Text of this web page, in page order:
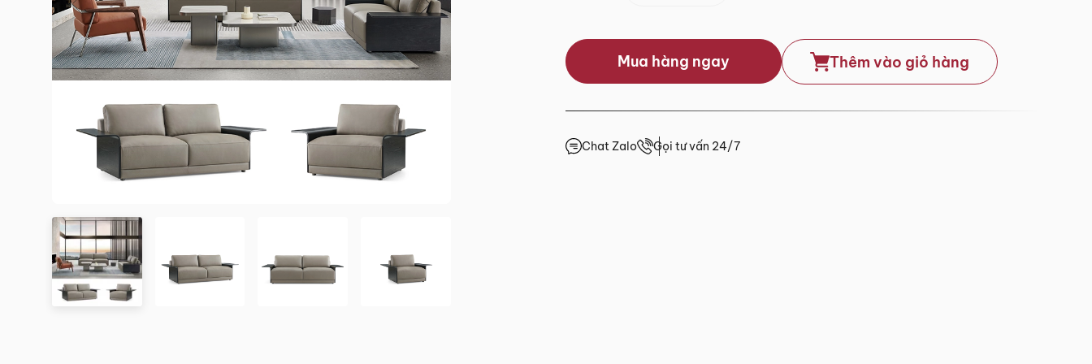
Mua hàng ngay Thêm vào giỏ hàng
Chat Zalo Gọi tư vấn 24/7
3. Chính sách Giao hàng và Lắp đặt
3.1. Thời gian giao hàng
Khu vực áp dụng Đơn hàng được xác nhận trước 15h
Trong ngày hoặc trong 24h
TP. Hồ Chí Minh
Tỉnh/Thành phố
khác*
Từ 3 – 5 ngày
Showroom tại TP. Hồ Chí minh
– Địa chỉ:Số 345 – 347 Trần Phú, phường An Đông, TP.HCM
– Hotline:0942 90 2468
– Email:info@mychair.vn
0.0/5 (0 lượt đánh giá)
Chưa có đánh giá nào. hãy là người đầu tiên để lại đánh giá